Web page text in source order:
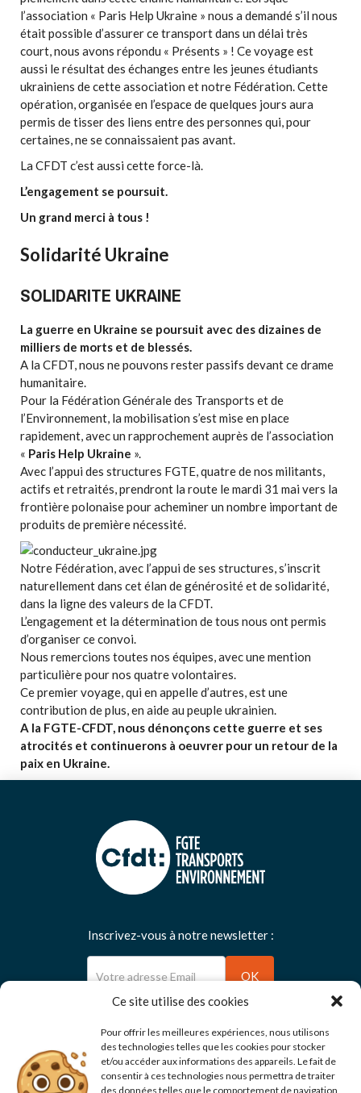
Ce site utilise des cookies
Pour offrir les meilleures expériences, nous utilisons
des technologies telles que les cookies pour stocker
et/ou accéder aux informations des appareils. Le fait de
consentir à ces technologies nous permettra de traiter
des données telles que le comportement de navigation
l’association « Paris Help Ukraine » nous a demandé s’il nous
était possible d’assurer ce transport dans un délai très
court, nous avons répondu « Présents » ! Ce voyage est
aussi le résultat des échanges entre les jeunes étudiants
ukrainiens de cette association et notre Fédération. Cette
opération, organisée en l’espace de quelques jours aura
permis de tisser des liens entre des personnes qui, pour
certaines, ne se connaissaient pas avant.
La CFDT c’est aussi cette force-là.
L’engagement se poursuit.
Un grand merci à tous !
Solidarité Ukraine
SOLIDARITE UKRAINE
La guerre en Ukraine se poursuit avec des dizaines de
milliers de morts et de blessés.
A la CFDT, nous ne pouvons rester passifs devant ce drame
humanitaire.
Pour la Fédération Générale des Transports et de
l’Environnement, la mobilisation s’est mise en place
rapidement, avec un rapprochement auprès de l’association
« Paris Help Ukraine ».
Avec l’appui des structures FGTE, quatre de nos militants,
actifs et retraités, prendront la route le mardi 31 mai vers la
frontière polonaise pour acheminer un nombre important de
produits de première nécessité.
Notre Fédération, avec l’appui de ses structures, s’inscrit
naturellement dans cet élan de générosité et de solidarité,
dans la ligne des valeurs de la CFDT.
L’engagement et la détermination de tous nous ont permis
d’organiser ce convoi.
Nous remercions toutes nos équipes, avec une mention
particulière pour nos quatre volontaires.
Ce premier voyage, qui en appelle d’autres, est une
contribution de plus, en aide au peuple ukrainien.
A la FGTE-CFDT, nous dénonçons cette guerre et ses
atrocités et continuerons à oeuvrer pour un retour de la
paix en Ukraine.
Inscrivez-vous à notre newsletter :
OK
Suivez-nous :